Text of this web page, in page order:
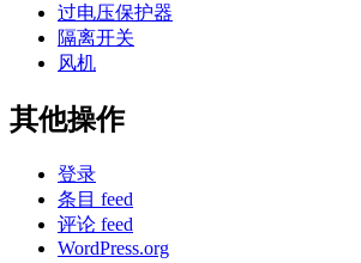
过电压保护器
隔离开关
风机
其他操作
登录
条目 feed
评论 feed
WordPress.org